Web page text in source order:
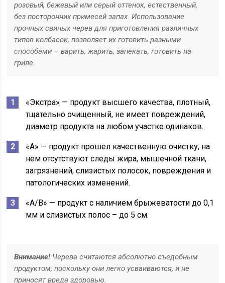
розовый, бежевый или серый оттенок, естественный,
без посторонних примесей запах. Использование
прочных свиных черев для приготовления различных
типов колбасок, позволяет их готовить разными
способами – варить, жарить, запекать, готовить на
гриле.
«Экстра» — продукт высшего качества, плотный,
тщательно очищенный, не имеет повреждений,
диаметр продукта на любом участке одинаков.
«A» — продукт прошел качественную очистку, на
нем отсутствуют следы жира, мышечной ткани,
загрязнений, слизистых полосок, повреждения и
патологических изменений.
«A/B» — продукт с наличием брыжеватости до 0,1
мм и слизистых полос – до 5 см.
Внимание! Черева считаются абсолютно съедобным
продуктом, поскольку они легко усваиваются, и не
приносят вреда здоровью.